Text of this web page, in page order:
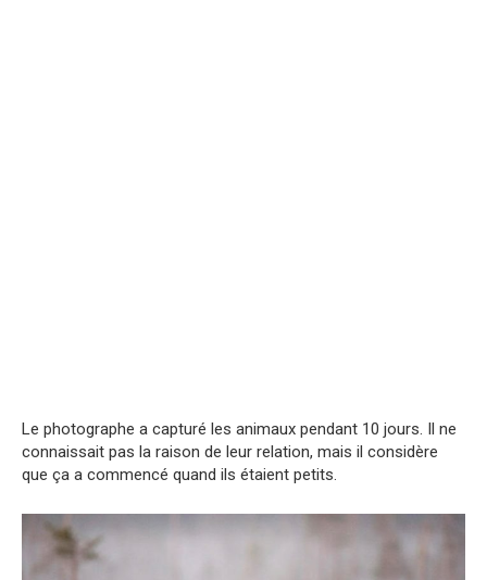
Le photographe a capturé les animaux pendant 10 jours. Il ne
connaissait pas la raison de leur relation, mais il considère
que ça a commencé quand ils étaient petits.